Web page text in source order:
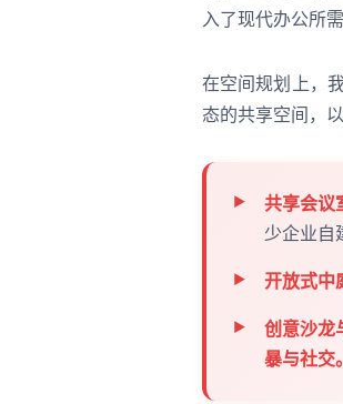
入了现代办公所
在空间规划上，
态的共享空间，
共享会议
少企业自
开放式中
创意沙龙
暴与社交。